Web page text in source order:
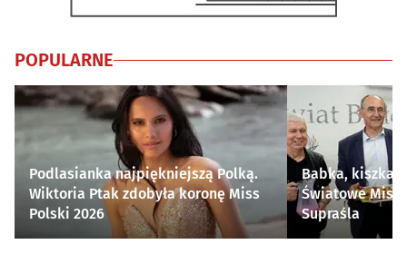
POPULARNE
Podlasianka najpiękniejszą Polką.
Wiktoria Ptak zdobyła koronę Miss
Polski 2026
Babka, kiszka i
Światowe
Supraśla